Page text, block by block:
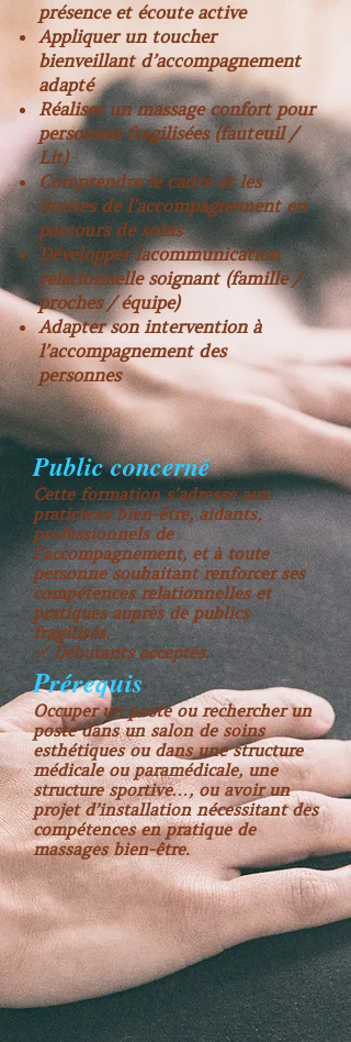
présence et écoute active
Appliquer un toucher
bienveillant d’accompagnement
adapté
Réaliser un massage confort pour
personnes fragilisées (fauteuil /
Lit)
Comprendre le cadre et les
limites de l’accompagnement en
parcours de soins
Développer lacommunication
relationnelle soignant (famille /
proches / équipe)
Adapter son intervention à
l’accompagnement des
personnes
Public concerné
Cette formation s’adresse aux
praticiens bien-être, aidants,
professionnels de
l’accompagnement, et à toute
personne souhaitant renforcer ses
compétences relationnelles et
pratiques auprès de publics
fragilisés.
✅ Débutants acceptés.
Prérequis
Occuper un poste ou rechercher un
poste dans un salon de soins
esthétiques ou dans une structure
médicale ou paramédicale, une
structure sportive…, ou avoir un
projet d’installation nécessitant des
compétences en pratique de
massages bien-être.